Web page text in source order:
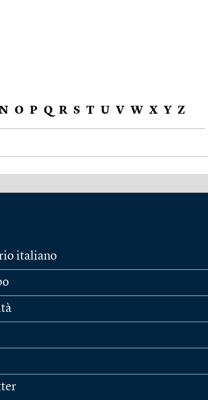
O P Q R S T U V W X Y Z
italiano